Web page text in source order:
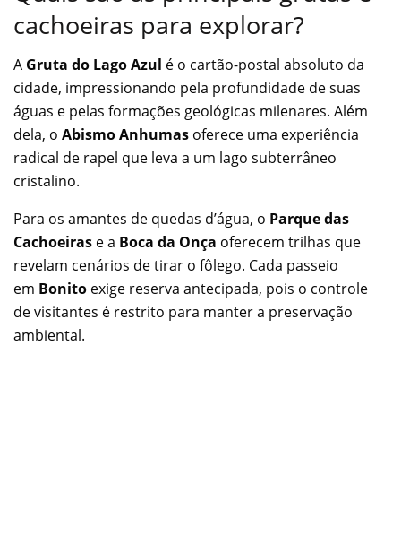
cachoeiras para explorar?
A Gruta do Lago Azul é o cartão-postal absoluto da
cidade, impressionando pela profundidade de suas
águas e pelas formações geológicas milenares. Além
dela, o Abismo Anhumas oferece uma experiência
radical de rapel que leva a um lago subterrâneo
cristalino.
Para os amantes de quedas d’água, o Parque das
Cachoeiras e a Boca da Onça oferecem trilhas que
revelam cenários de tirar o fôlego. Cada passeio
em Bonito exige reserva antecipada, pois o controle
de visitantes é restrito para manter a preservação
ambiental.